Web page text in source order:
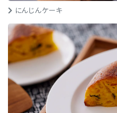
にんじんケーキ